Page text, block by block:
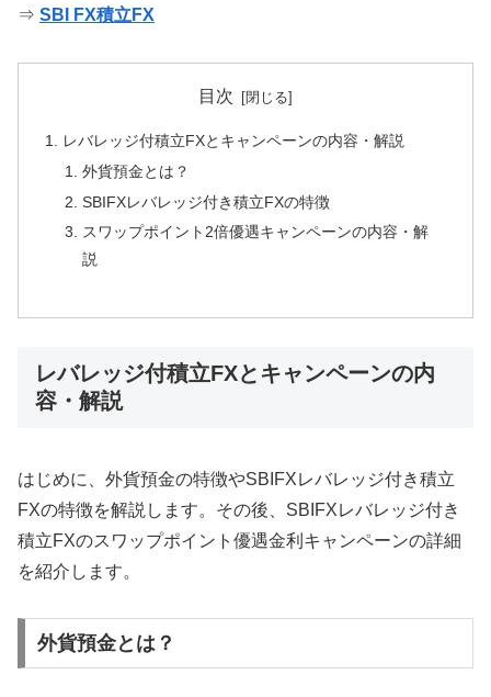
⇒ SBI FX積立FX
目次
レバレッジ付積立FXとキャンペーンの内容・解説
外貨預金とは？
SBIFXレバレッジ付き積立FXの特徴
スワップポイント2倍優遇キャンペーンの内容・解
説
レバレッジ付積立FXとキャンペーンの内
容・解説
はじめに、外貨預金の特徴やSBIFXレバレッジ付き積立
FXの特徴を解説します。その後、SBIFXレバレッジ付き
積立FXのスワップポイント優遇金利キャンペーンの詳細
を紹介します。
外貨預金とは？